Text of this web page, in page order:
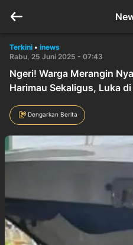
Terkini • inews
Rabu, 25 Juni 2025 - 07:43
Ngeri! Warga Merangin
Harimau Sekaligus, Luka
Dengarkan Berita